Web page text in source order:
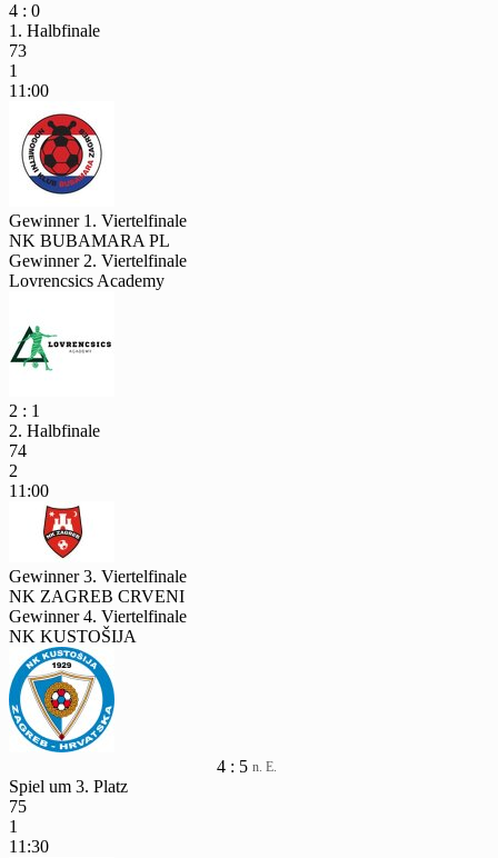
4 : 0
1. Halbfinale
73
1
11:00
Gewinner 1. Viertelfinale
NK BUBAMARA PL
Gewinner 2. Viertelfinale
Lovrencsics Academy
2 : 1
2. Halbfinale
74
2
11:00
Gewinner 3. Viertelfinale
NK ZAGREB CRVENI
Gewinner 4. Viertelfinale
NK KUSTOŠIJA
4 : 5 n. E.
Spiel um 3. Platz
75
1
11:30